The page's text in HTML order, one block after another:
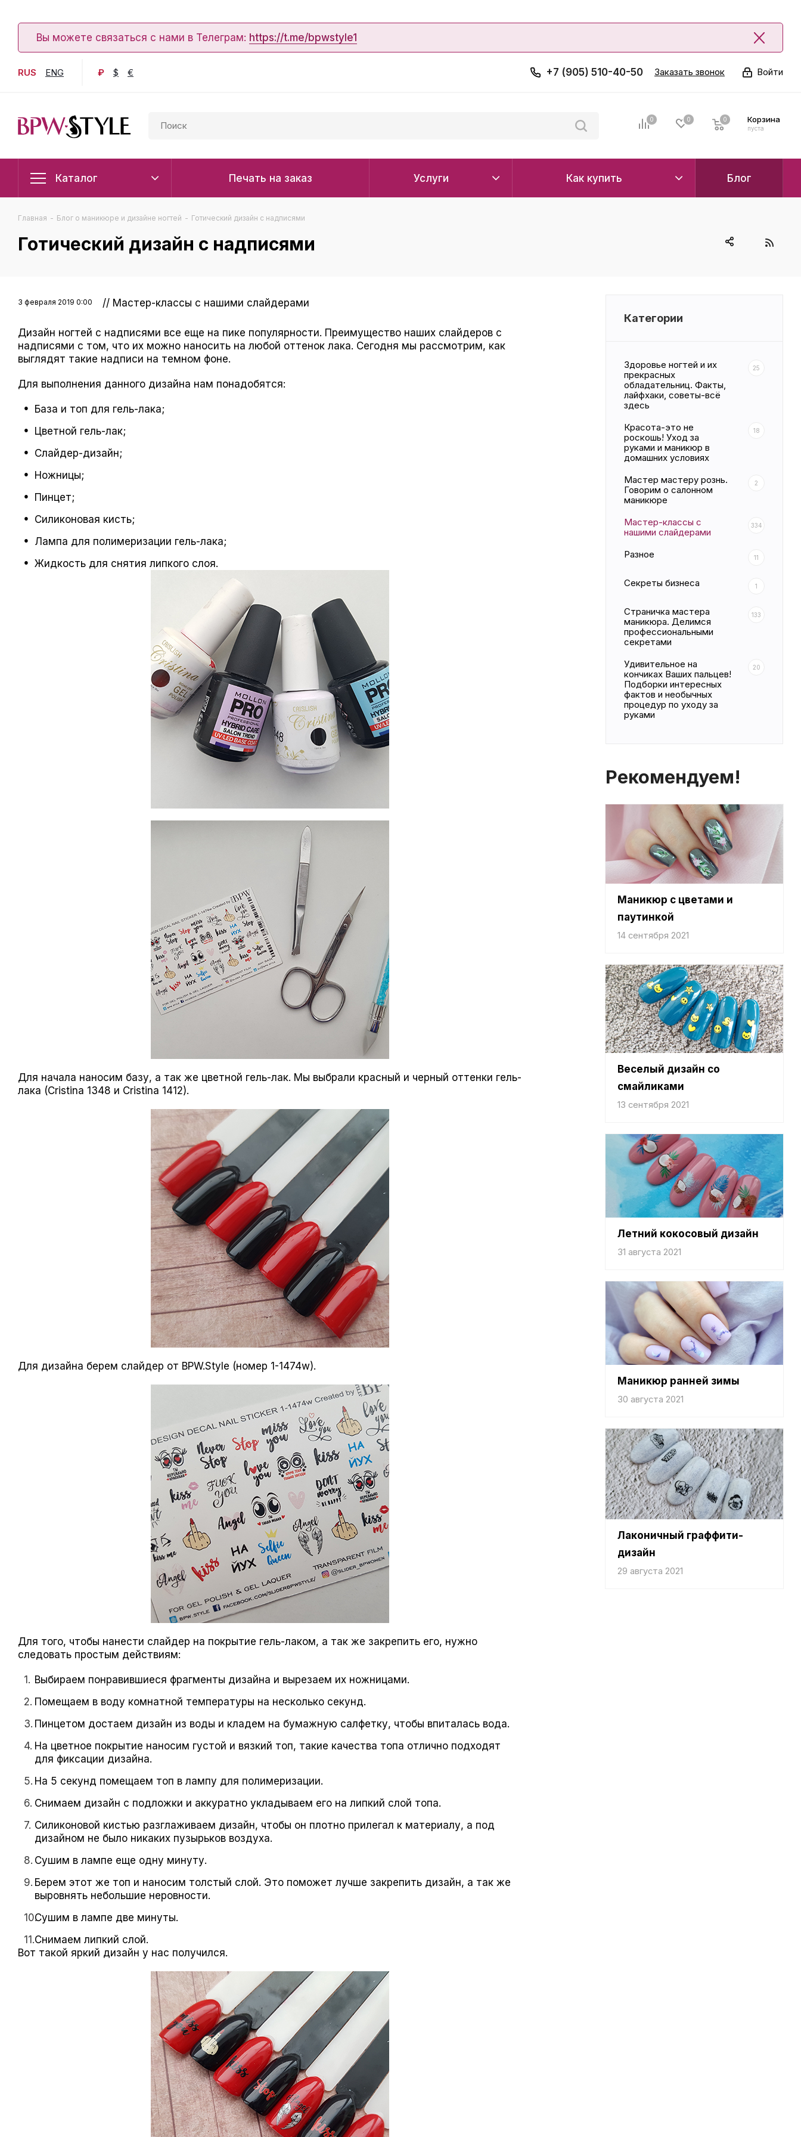
Вы можете связаться с нами в Телеграм: https://t.me/bpwstyle1
RUS ENG ₽ $ € Войти
+7 (905) 510-40-50 Заказать звонок
0 0 Корзина
0
пуста
0
Каталог Печать на заказ Услуги Как купить Блог
Главная - Блог о маникюре и дизайне ногтей - Готический дизайн с надписями
Готический дизайн с надписями
3 февраля 2019 0:00 // Мастер-классы с нашими слайдерами
Дизайн ногтей с надписями все еще на пике популярности. Преимущество наших слайдеров с
надписями с том, что их можно наносить на любой оттенок лака. Сегодня мы рассмотрим, как
выглядят такие надписи на темном фоне.
Для выполнения данного дизайна нам понадобятся:
База и топ для гель-лака;
Цветной гель-лак;
Слайдер-дизайн;
Ножницы;
Пинцет;
Силиконовая кисть;
Лампа для полимеризации гель-лака;
Жидкость для снятия липкого слоя.
Для начала наносим базу, а так же цветной гель-лак. Мы выбрали красный и черный оттенки гель-
лака (Cristina 1348 и Cristina 1412).
Для дизайна берем слайдер от BPW.Style (номер 1-1474w).
Для того, чтобы нанести слайдер на покрытие гель-лаком, а так же закрепить его, нужно
следовать простым действиям:
Выбираем понравившиеся фрагменты дизайна и вырезаем их ножницами.
Помещаем в воду комнатной температуры на несколько секунд.
Пинцетом достаем дизайн из воды и кладем на бумажную салфетку, чтобы впиталась вода.
На цветное покрытие наносим густой и вязкий топ, такие качества топа отлично подходят
для фиксации дизайна.
На 5 секунд помещаем топ в лампу для полимеризации.
Снимаем дизайн с подложки и аккуратно укладываем его на липкий слой топа.
Силиконовой кистью разглаживаем дизайн, чтобы он плотно прилегал к материалу, а под
дизайном не было никаких пузырьков воздуха.
Сушим в лампе еще одну минуту.
Берем этот же топ и наносим толстый слой. Это поможет лучше закрепить дизайн, а так же
выровнять небольшие неровности.
Сушим в лампе две минуты.
Снимаем липкий слой.
Вот такой яркий дизайн у нас получился.
Категории
Здоровье ногтей и их
прекрасных
обладательниц. Факты,
лайфхаки, советы-всё
здесь
25
Красота-это не
роскошь! Уход за
руками и маникюр в
домашних условиях
18
Мастер мастеру рознь.
Говорим о салонном
маникюре
2
Мастер-классы с
нашими слайдерами
334
Разное 11
Секреты бизнеса 1
Страничка мастера
маникюра. Делимся
профессиональными
секретами
133
Удивительное на
кончиках Ваших пальцев!
Подборки интересных
фактов и необычных
процедур по уходу за
руками
20
Рекомендуем!
Маникюр с цветами и
паутинкой
14 сентября 2021
Веселый дизайн со
смайликами
13 сентября 2021
Летний кокосовый дизайн
31 августа 2021
Маникюр ранней зимы
30 августа 2021
Лаконичный граффити-
дизайн
29 августа 2021